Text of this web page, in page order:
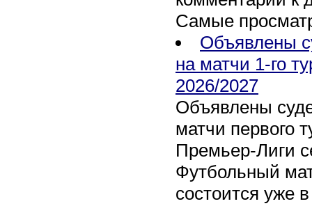
Самые
Объявлены
на матчи 1-го
2026/2027
Объявлены
матчи первого
Премьер-Лиги
Футбольный
состоится уже